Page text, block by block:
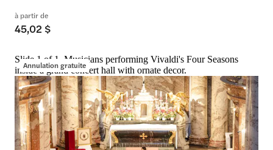
à partir de
45,02 $
Annulation gratuite
Slide 1 of 1, Musicians performing Vivaldi's Four Seasons
inside a grand concert hall with ornate decor.